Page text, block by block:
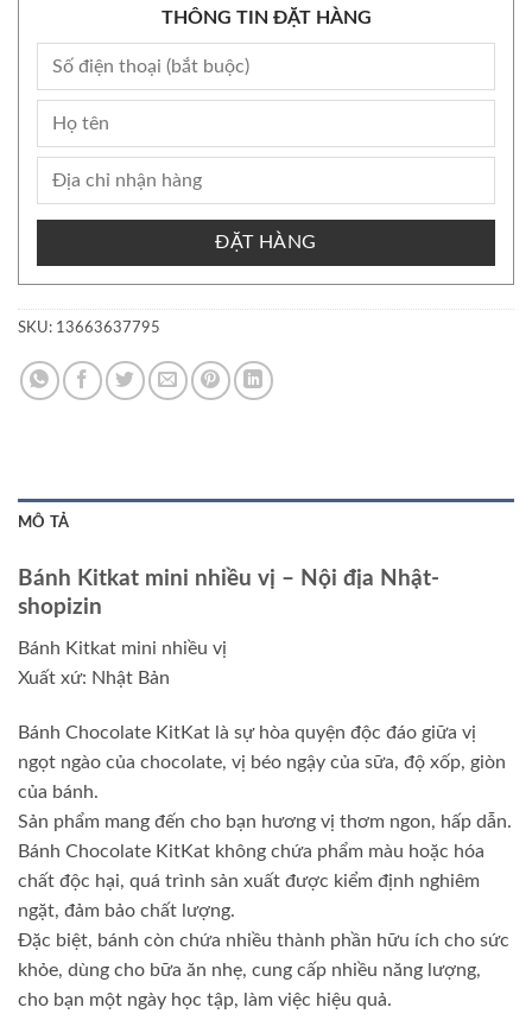
THÔNG TIN ĐẶT HÀNG
ĐẶT HÀNG
SKU: 13663637795
MÔ TẢ
Bánh Kitkat mini nhiều vị – Nội địa Nhật-
shopizin
Bánh Kitkat mini nhiều vị
Xuất xứ: Nhật Bản
Bánh Chocolate KitKat là sự hòa quyện độc đáo giữa vị
ngọt ngào của chocolate, vị béo ngậy của sữa, độ xốp, giòn
của bánh.
Sản phẩm mang đến cho bạn hương vị thơm ngon, hấp dẫn.
Bánh Chocolate KitKat không chứa phẩm màu hoặc hóa
chất độc hại, quá trình sản xuất được kiểm định nghiêm
ngặt, đảm bảo chất lượng.
Đặc biệt, bánh còn chứa nhiều thành phần hữu ích cho sức
khỏe, dùng cho bữa ăn nhẹ, cung cấp nhiều năng lượng,
cho bạn một ngày học tập, làm việc hiệu quả.